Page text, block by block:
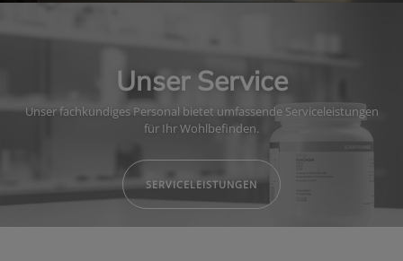
Unser Service
Unser fachkundiges Personal bietet umfassende Serviceleistungen
für Ihr Wohlbefinden.
SERVICELEISTUNGEN